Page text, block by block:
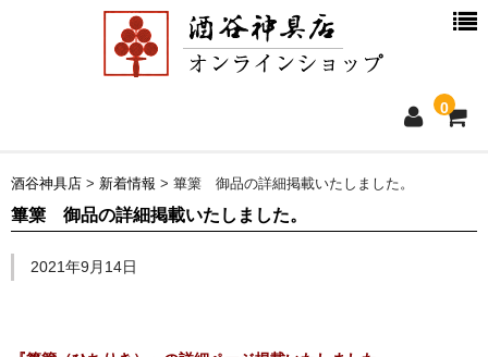
0
ホーム
新着情報
酒谷神具店 > 新着情報 > 篳篥 御品の詳細掲載いたしました。
篳篥 御品の詳細掲載いたしました。
2021年9月14日